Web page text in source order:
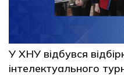
У ХНУ відбувся
інтелектуального